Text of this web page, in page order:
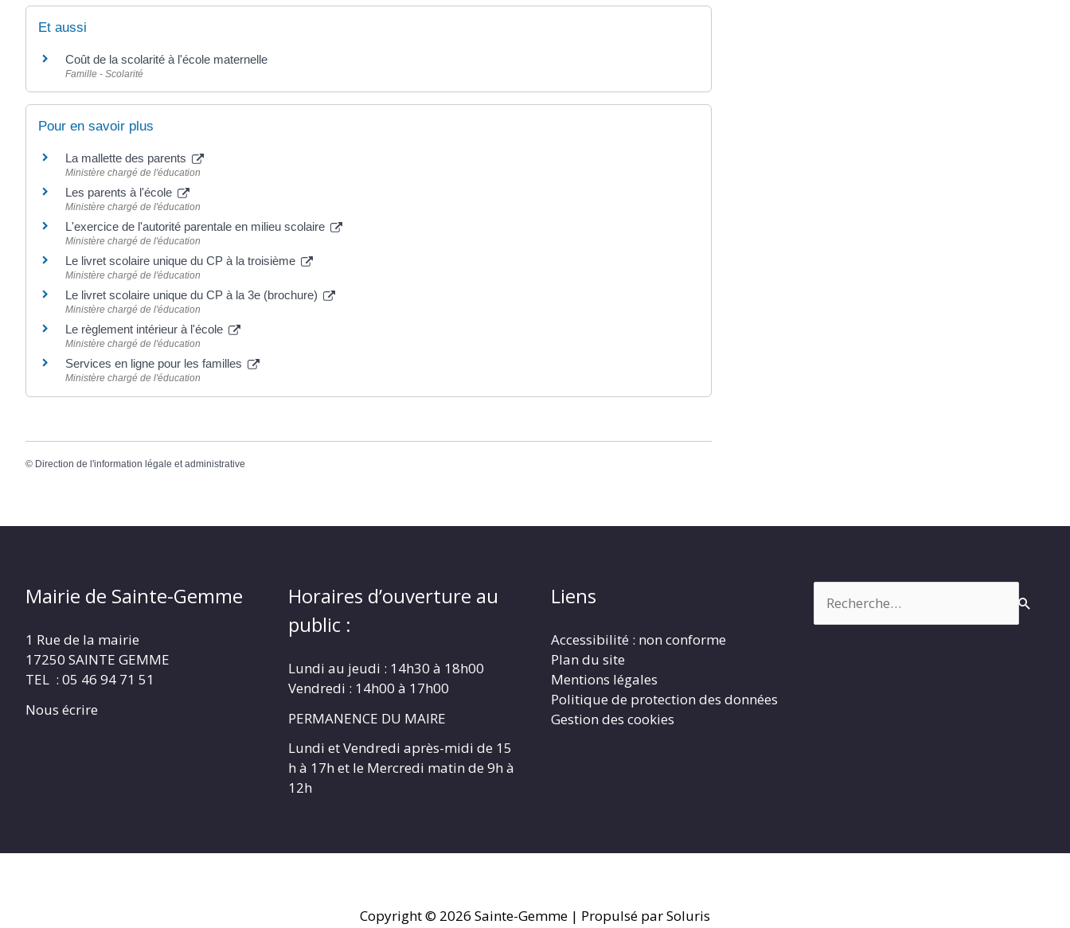
Et aussi
Coût de la scolarité à l'école maternelle
Famille - Scolarité
Pour en savoir plus
La mallette des parents
Ministère chargé de l'éducation
Les parents à l'école
Ministère chargé de l'éducation
L'exercice de l'autorité parentale en milieu scolaire
Ministère chargé de l'éducation
Le livret scolaire unique du CP à la troisième
Ministère chargé de l'éducation
Le livret scolaire unique du CP à la 3e (brochure)
Ministère chargé de l'éducation
Le règlement intérieur à l'école
Ministère chargé de l'éducation
Services en ligne pour les familles
Ministère chargé de l'éducation
© Direction de l'information légale et administrative
Mairie de Sainte-Gemme
1 Rue de la mairie
17250 SAINTE GEMME
TEL : 05 46 94 71 51
Nous écrire
Horaires d’ouverture au
public :
Lundi au jeudi : 14h30 à 18h00
Vendredi : 14h00 à 17h00
PERMANENCE DU MAIRE
Lundi et Vendredi après-midi de 15
h à 17h et le Mercredi matin de 9h à
12h
Liens
Accessibilité : non conforme
Plan du site
Mentions légales
Politique de protection des données
Gestion des cookies
Copyright © 2026 Sainte-Gemme | Propulsé par Soluris